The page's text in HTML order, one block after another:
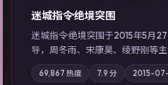
迷城指令·绝境突围
迷城指令·绝境突围于2015年5月
导，周冬雨、宋康昊、绫野刚等
记忆碎片重组后，主角发现自己
配乐强化地域气质；站内亦可通
69,867 热度 7.9 分 2015-